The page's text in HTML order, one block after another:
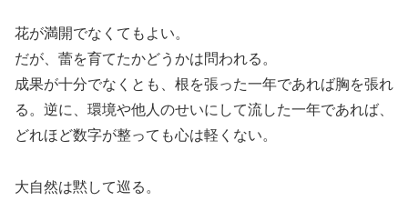
花が満開でなくてもよい。
だが、蕾を育てたかどうかは問われる。
成果が十分でなくとも、根を張った一年であれば胸を張れ
る。逆に、環境や他人のせいにして流した一年であれば、
どれほど数字が整っても心は軽くない。
大自然は黙して巡る。